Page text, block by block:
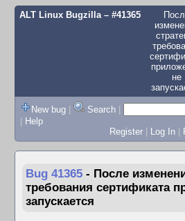
ALT Linux Bugzilla– #41365
не
New bug | Search |
| Help
Register | Log In |
Bug 41365 - После
требования сертификата
запускается